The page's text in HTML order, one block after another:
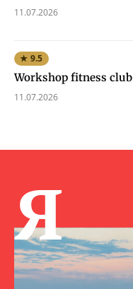
11.07.2026
★ 9.5
Workshop fitness
11.07.2026
Я